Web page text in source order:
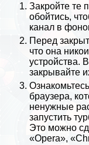
Закройте те
обойтись,
канал в
Перед
что она
устройства.
закрывайте
браузера,
ненужные
запустить
Это можно
«Opera»,